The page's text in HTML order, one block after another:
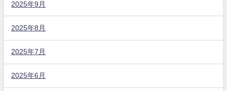
2025年9月
2025年8月
2025年7月
2025年6月